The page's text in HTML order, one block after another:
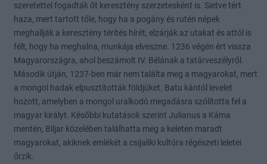
szeretettel fogadták őt keresztény szerzetesként is. Sietve tért
haza, mert tartott tőle, hogy ha a pogány és rutén népek
meghallják a keresztény térítés hírét, elzárják az utakat és attól is
félt, hogy ha meghalna, munkája elveszne. 1236 végén ért vissza
Magyarországra, ahol beszámolt IV. Bélának a tatárveszélyről.
Második útján, 1237-ben már nem találta meg a magyarokat, mert
a mongol hadak elpusztították földjüket. Batu kántól levelet
hozott, amelyben a mongol uralkodó megadásra szólította fel a
magyar királyt. Későbbi kutatások szerint Julianus a Káma
mentén, Biljar közelében találhatta meg a keleten maradt
magyarokat, akiknek emlékét a csijaliki kultúra régészeti leletei
őrzik.